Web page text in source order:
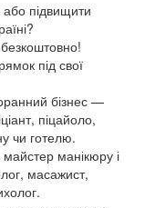
підвищити
під свої
бізнес —
піцайоло,
чи готелю.
манікюру і
масажист,